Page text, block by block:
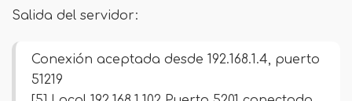
Salida del servidor:
Conexión aceptada desde 192.168.1.4, puerto
51219